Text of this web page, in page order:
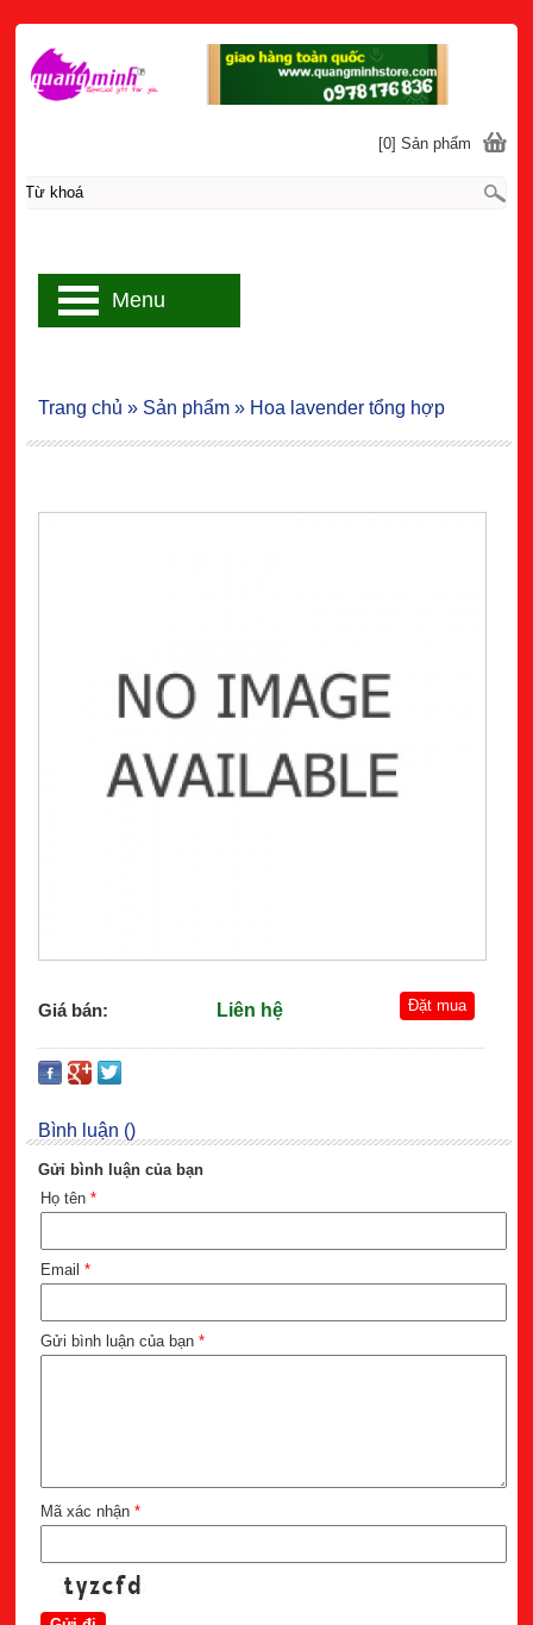
Giá bán: Liên hệ
Bình luận ()
Gửi bình luận của bạn
Họ tên *
Email *
Gửi bình luận của bạn *
Mã xác nhận *
Trang chủ » Sản phẩm » Hoa lavender tổng hợp
[0] Sản phẩm
Menu